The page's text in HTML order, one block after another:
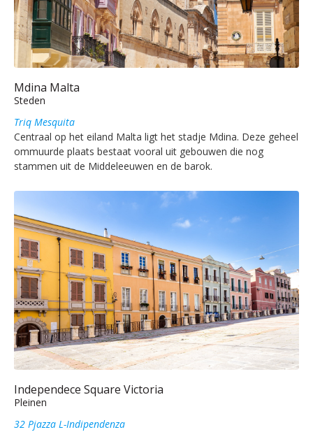
Mdina Malta
Steden
Triq Mesquita
Centraal op het eiland Malta ligt het stadje Mdina. Deze geheel
ommuurde plaats bestaat vooral uit gebouwen die nog
stammen uit de Middeleeuwen en de barok.
Independece Square Victoria
Pleinen
32 Pjazza L-Indipendenza